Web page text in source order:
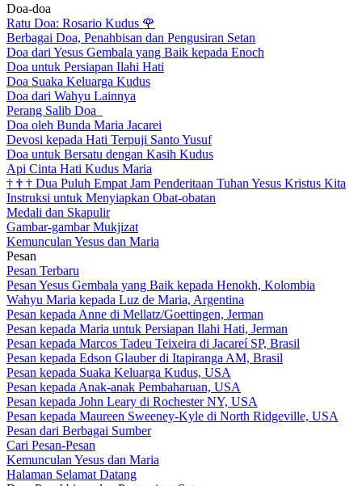
Doa-doa
Ratu Doa: Rosario Kudus 🌹
Berbagai Doa, Penahbisan dan Pengusiran Setan
Doa dari Yesus Gembala yang Baik kepada Enoch
Doa untuk Persiapan Ilahi Hati
Doa Suaka Keluarga Kudus
Doa dari Wahyu Lainnya
Perang Salib Doa
Doa oleh Bunda Maria Jacarei
Devosi kepada Hati Terpuji Santo Yusuf
Doa untuk Bersatu dengan Kasih Kudus
Api Cinta Hati Kudus Maria
† † † Dua Puluh Empat Jam Penderitaan Tuhan Yesus Kristus Kita
Instruksi untuk Menyiapkan Obat-obatan
Medali dan Skapulir
Gambar-gambar Mukjizat
Kemunculan Yesus dan Maria
Pesan
Pesan Terbaru
Pesan Yesus Gembala yang Baik kepada Henokh, Kolombia
Wahyu Maria kepada Luz de Maria, Argentina
Pesan kepada Anne di Mellatz/Goettingen, Jerman
Pesan kepada Maria untuk Persiapan Ilahi Hati, Jerman
Pesan kepada Marcos Tadeu Teixeira di Jacareí SP, Brasil
Pesan kepada Edson Glauber di Itapiranga AM, Brasil
Pesan kepada Suaka Keluarga Kudus, USA
Pesan kepada Anak-anak Pembaharuan, USA
Pesan kepada John Leary di Rochester NY, USA
Pesan kepada Maureen Sweeney-Kyle di North Ridgeville, USA
Pesan dari Berbagai Sumber
Cari Pesan-Pesan
Kemunculan Yesus dan Maria
Halaman Selamat Datang